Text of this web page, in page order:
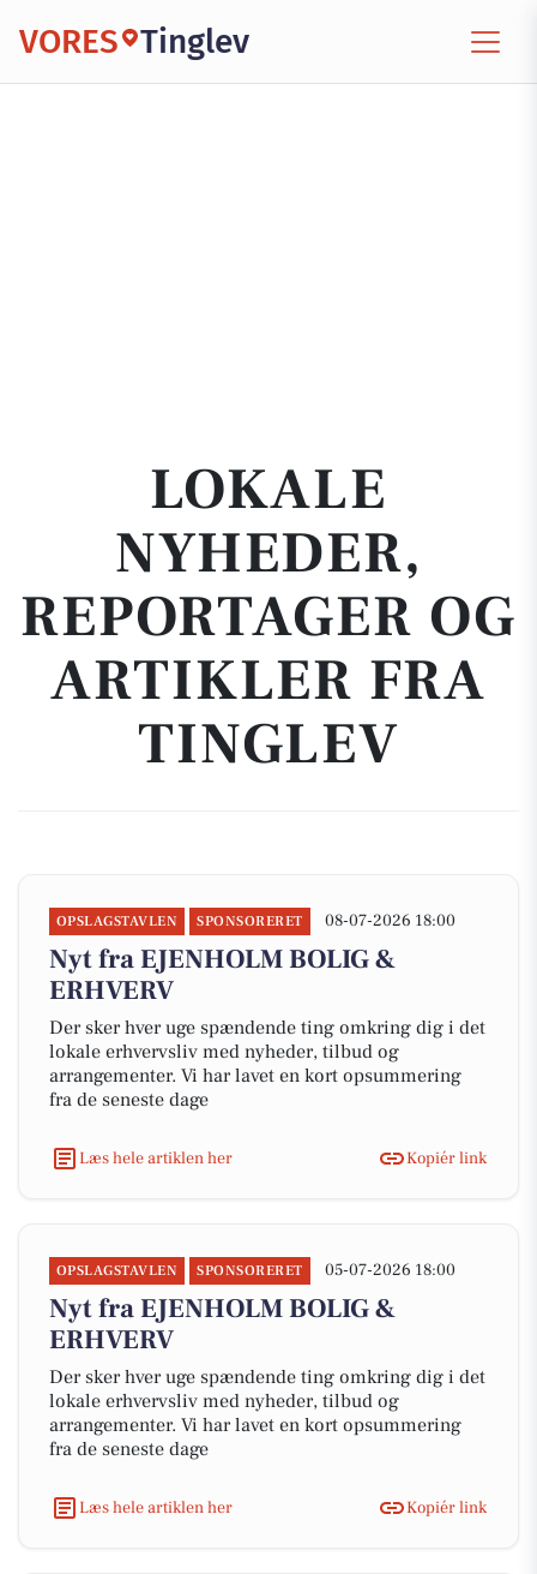
VORES Tinglev
LOKALE
NYHEDER,
REPORTAGER OG
ARTIKLER FRA
TINGLEV
OPSLAGSTAVLEN SPONSORERET 08-07-2026 18:00
Nyt fra EJENHOLM BOLIG &
ERHVERV
Der sker hver uge spændende ting omkring dig i det
lokale erhvervsliv med nyheder, tilbud og
arrangementer. Vi har lavet en kort opsummering
fra de seneste dage
Læs hele artiklen her Kopiér link
OPSLAGSTAVLEN SPONSORERET 05-07-2026 18:00
Nyt fra EJENHOLM BOLIG &
ERHVERV
Der sker hver uge spændende ting omkring dig i det
lokale erhvervsliv med nyheder, tilbud og
arrangementer. Vi har lavet en kort opsummering
fra de seneste dage
Læs hele artiklen her Kopiér link